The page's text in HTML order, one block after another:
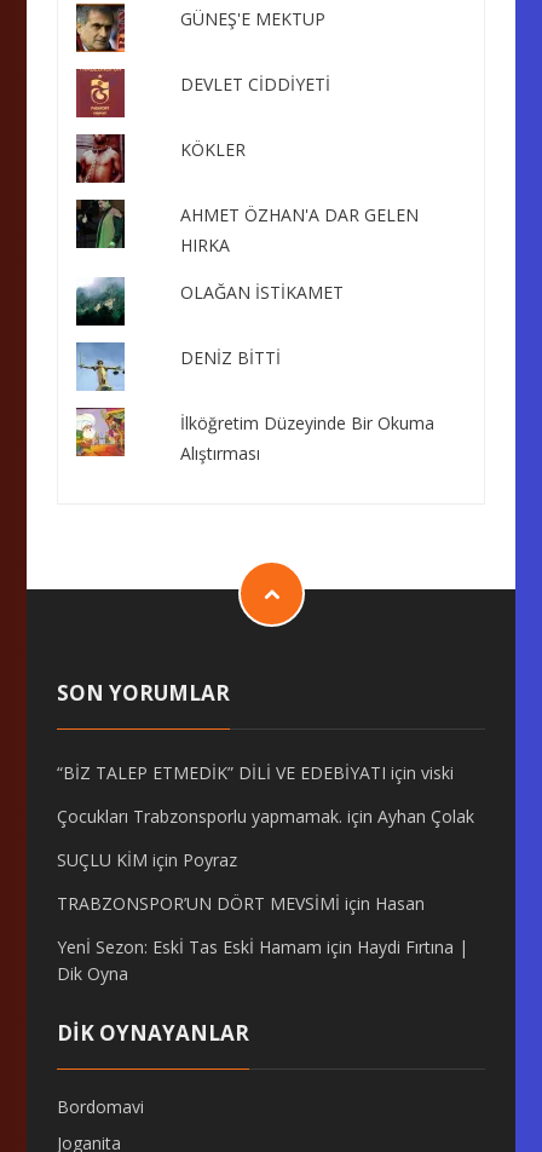
GÜNEŞ'E MEKTUP
DEVLET CİDDİYETİ
KÖKLER
AHMET ÖZHAN'A DAR GELEN
HIRKA
OLAĞAN İSTİKAMET
DENİZ BİTTİ
İlköğretim Düzeyinde Bir Okuma
Alıştırması
SON YORUMLAR
“BİZ TALEP ETMEDİK” DİLİ VE EDEBİYATI içinviski
Çocukları Trabzonsporlu yapmamak. içinAyhan Çolak
SUÇLU KİM için Poyraz
TRABZONSPOR’UN DÖRT MEVSİMİ için Hasan
Yenİ Sezon: Eskİ Tas Eskİ Hamam için Haydi Fırtına |
Dik Oyna
DİK OYNAYANLAR
Bordomavi
Joganita